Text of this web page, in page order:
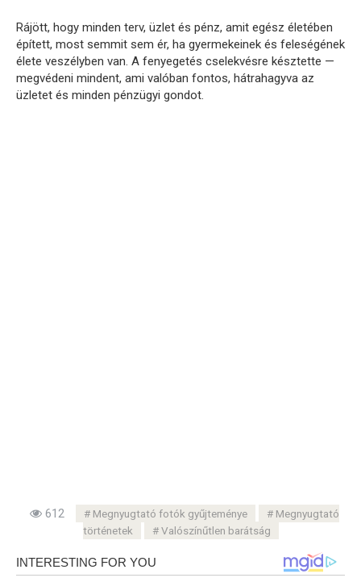
Rájött, hogy minden terv, üzlet és pénz, amit egész életében
épített, most semmit sem ér, ha gyermekeinek és feleségének
élete veszélyben van. A fenyegetés cselekvésre késztette —
megvédeni mindent, ami valóban fontos, hátrahagyva az
üzletet és minden pénzügyi gondot.
612 Megnyugtató fotók gyűjteménye
Megnyugtató
történetek
Valószínűtlen barátság